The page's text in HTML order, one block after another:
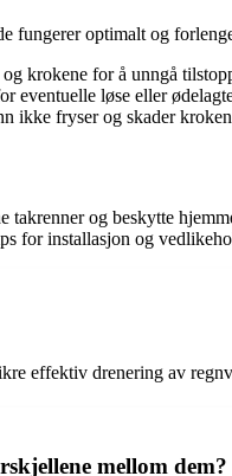
optimalt og
krokene for å unngå
eventuelle løse eller
ikke fryser og skader
takrenner og beskytte
for installasjon og
effektiv drenering av
mellom dem?